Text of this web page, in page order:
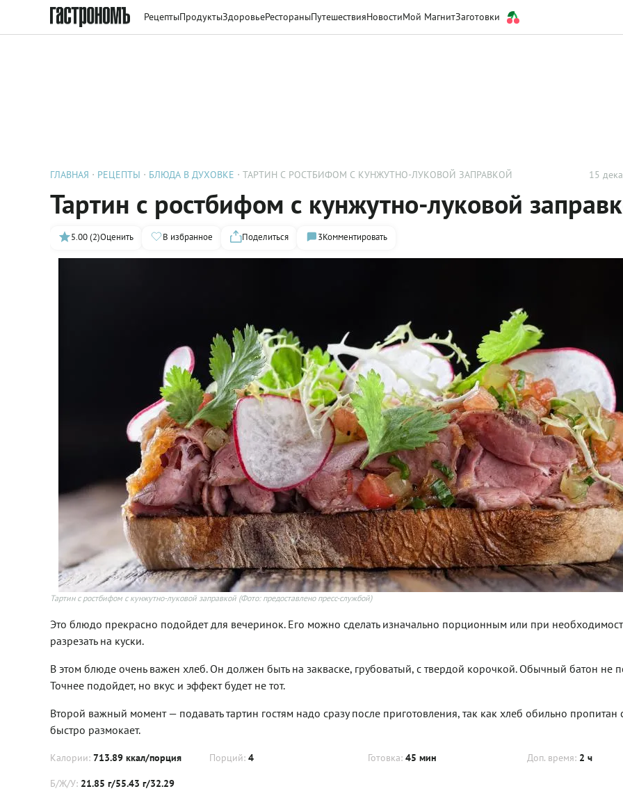
РецептыПродуктыЗдоровьеРестораныПутешествияНовостиМой МагнитЗаготовки
ГЛАВНАЯ РЕЦЕПТЫ БЛЮДА В ДУХОВКЕ ТАРТИН С РОСТБИФОМ С КУНЖУТНО-ЛУКОВОЙ ЗАПРАВКОЙ 15
Тартин с ростбифом с кунжутно-луковой
5.00 (2)Оценить В избранное Поделиться 3Комментировать
Тартин с ростбифом с кунжутно-луковой заправкой (Фото: предоставлено пресс-службой)
Это блюдо прекрасно подойдет для вечеринок. Его можно сделать изначально порционным или при
разрезать на куски.
В этом блюде очень важен хлеб. Он должен быть на закваске, грубоватый, с твердой корочкой. Обычный батон не
Точнее подойдет, но вкус и эффект будет не тот.
Второй важный момент — подавать тартин гостям надо сразу после приготовления, так как хлеб обильно пропитан
быстро размокает.
Калории: 713.89 ккал/порция Порций: 4 Готовка: 45 мин Доп. время: 2 ч
Б/Ж/У: 21.85 г/55.43 г/32.29